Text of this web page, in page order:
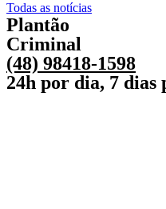
Todas as notícias
Plantão
Criminal
(48) 98418-1598
24h por dia, 7 dias